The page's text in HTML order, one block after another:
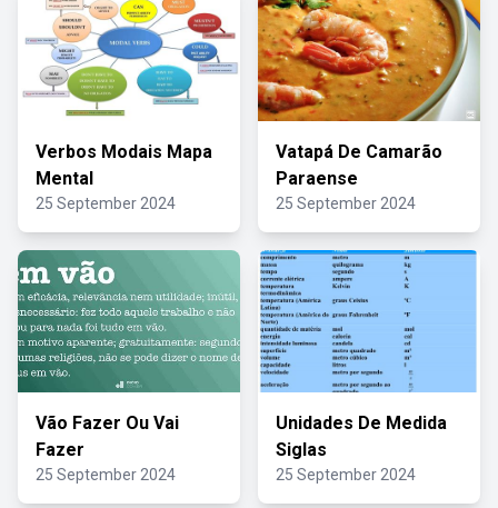
Verbos Modais Mapa
Mental
25 September 2024
Vatapá De Camarão
Paraense
25 September 2024
Vão Fazer Ou Vai
Fazer
25 September 2024
Unidades De Medida
Siglas
25 September 2024